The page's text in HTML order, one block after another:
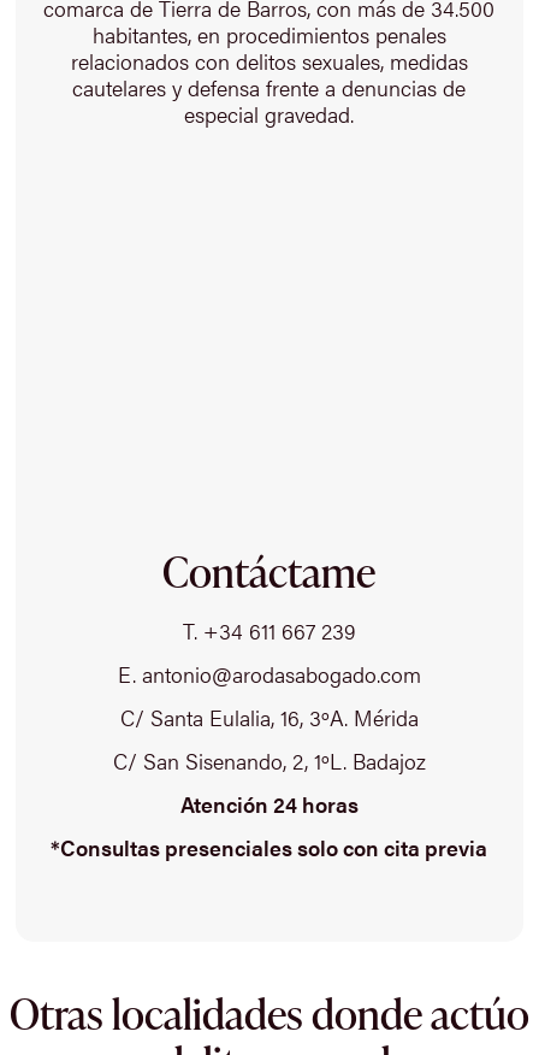
comarca de Tierra de Barros, con más de 34.500
habitantes, en procedimientos penales
relacionados con delitos sexuales, medidas
cautelares y defensa frente a denuncias de
especial gravedad.
Contáctame
T. +34 611 667 239
E. antonio@arodasabogado.com
C/ Santa Eulalia, 16, 3ºA. Mérida
C/ San Sisenando, 2, 1ºL. Badajoz
Atención 24 horas
*Consultas presenciales solo con cita previa
Otras localidades donde actúo